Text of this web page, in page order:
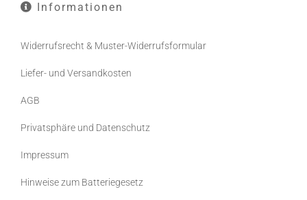
Informationen
Widerrufsrecht & Muster-Widerrufsformular
Liefer- und Versandkosten
AGB
Privatsphäre und Datenschutz
Impressum
Hinweise zum Batteriegesetz